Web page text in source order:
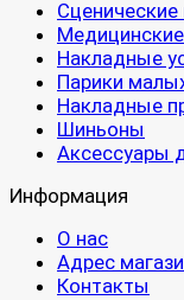
Сценические
Накладные
Парики
Накладные
Шиньоны
Аксессуары
Информация
О нас
Адрес
Контакты